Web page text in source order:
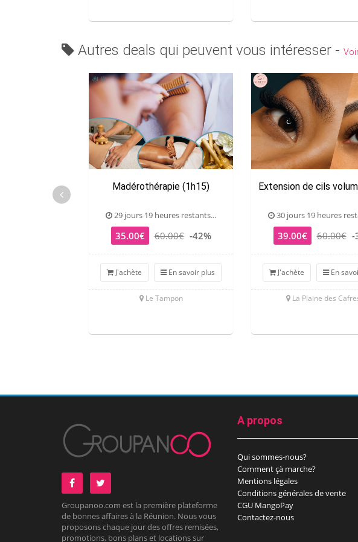
Autres deals qui peuvent vous intéresser -
Madérothérapie (1h15)
29 jours 19 heures restants...
35.00€ 60.00€ -42%
J'achète En savoir plus
Le Tampon
Extension de cils
30 jours 19 heures
39.00€ 60.00€ -
J'achète En
La Plaine des
Groupanoo.com est la première plateforme
de bonnes affaires à la Réunion. Nous vous
proposons chaque jour des offres remisées,
promotions, bons plans et locations sur
A propos
Qui sommes-nous?
Comment çà marche?
Mentions légales
Conditions générales de vente
CGU MangoPay
Contactez-nous